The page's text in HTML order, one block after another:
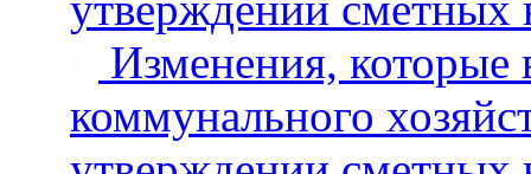
Изменения, которые
коммунального